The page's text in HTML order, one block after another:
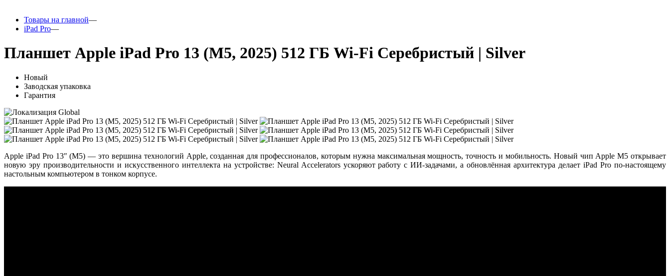
Товары на главной
iPad Pro
Планшет Apple iPad Pro 13 (M5, 2025) 512 ГБ Wi-Fi Серебристый | Silver
Новый
Заводская упаковка
Гарантия
Apple iPad Pro 13″ (M5) — это вершина технологий Apple, созданная для профессионалов, которым нужна максимальная мощность, точность и мобильность. Новый чип Apple M5 открывает
новую эру производительности и искусственного интеллекта на устройстве: Neural Accelerators ускоряют работу с ИИ-задачами, а обновлённая архитектура делает iPad Pro по-настоящему
настольным компьютером в тонком корпусе.